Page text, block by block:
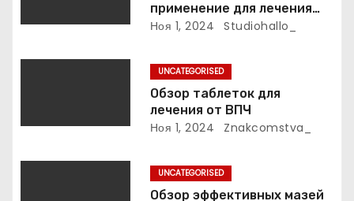
и
с
м
применение для лечения
фурункулов
Ноя 1, 2024 Studiohallo_
UNCATEGORISED
Обзор таблеток для
лечения от ВПЧ
Ноя 1, 2024 Znakcomstva_
UNCATEGORISED
Обзор эффективных мазей